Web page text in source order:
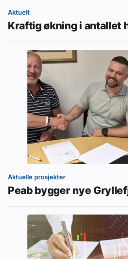
Aktuelt
Kraftig økning i antallet
Aktuelle prosjekter
Peab bygger nye